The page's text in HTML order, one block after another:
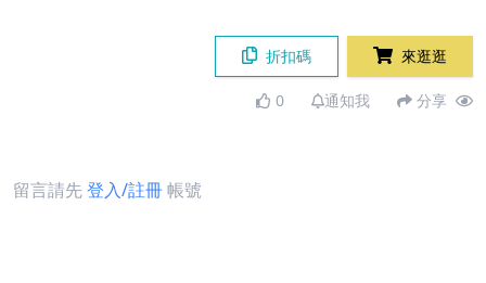
折扣碼 來逛逛
0 通知我 分享
留言請先登入/註冊帳號